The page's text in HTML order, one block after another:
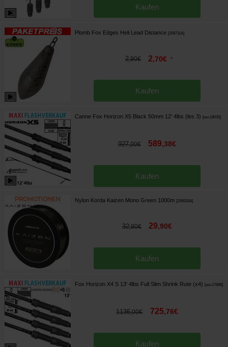
Kaufen
Plomb Fox Edges Heli Lead Distance 208711A]
2,90€ 2,70€ *
Kaufen
Canne Fox Horizon X5 Black 50mm 12' 4lbs (les 3) [esc18035]
927,00€ 589,38€
Kaufen
Nylon Korda Kaizen Mono Green 1000m 206620A]
32,90€ 29,90€
Kaufen
Fox Horizon X4 S 13' 4lbs Full Slim Shrink Rute (x4) [esc17896]
1136,00€ 725,76€
Kaufen